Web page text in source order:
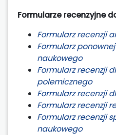
Formularze recenzyjne
Formularz recenzji
Formularz
naukowego
Formularz recenzji
polemicznego
Formularz recenzji
Formularz recenzji
Formularz recenzji
naukowego